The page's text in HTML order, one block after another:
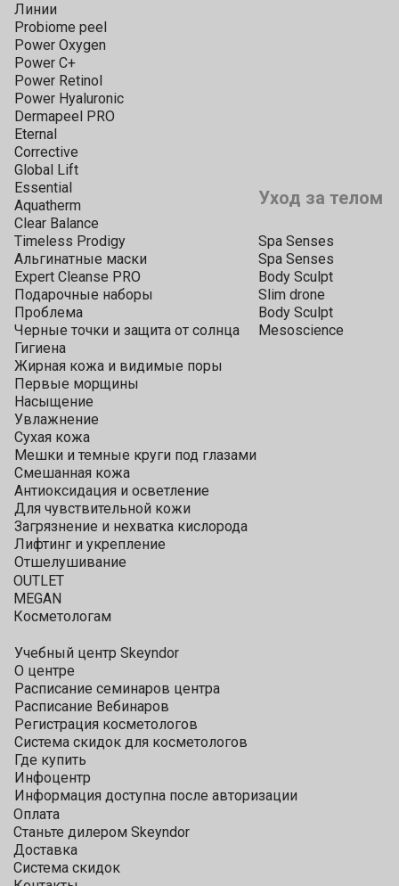
Линии
Probiome peel
Power Oxygen
Power C+
Power Retinol
Power Hyaluronic
Dermapeel PRO
Eternal
Corrective
Global Lift
Essential
Aquatherm
Clear Balance
Timeless Prodigy
Альгинатные маски
Expert Cleanse PRO
Подарочные наборы
Проблема
Черные точки и защита от солнца
Гигиена
Жирная кожа и видимые поры
Первые морщины
Насыщение
Увлажнение
Сухая кожа
Мешки и темные круги под глазами
Смешанная кожа
Антиоксидация и осветление
Для чувствительной кожи
Загрязнение и нехватка кислорода
Лифтинг и укрепление
Отшелушивание
Уход за телом
Spa Senses
Spa Senses
Body Sculpt
Slim drone
Body Sculpt
Mesoscience
OUTLET
MEGAN
Косметологам
Учебный центр Skeyndor
О центре
Расписание семинаров центра
Расписание Вебинаров
Регистрация косметологов
Система скидок для косметологов
Где купить
Инфоцентр
Информация доступна после авторизации
Оплата
Станьте дилером Skeyndor
Доставка
Система скидок